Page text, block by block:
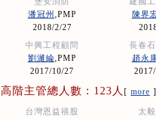
潘冠州 ,PMP
2018/2/27
陳界
中興工程顧問
劉濰綸,PMP
2017/10/27
長春
趙永
高階主管總人數：123人 [ more ]
台灣恩益禧股
太